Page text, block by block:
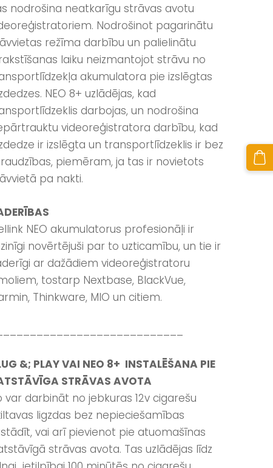
nodrošina neatkarīgu strāvas avotu
Nodrošinot pagarinātu
režīma darbību un palielinātu
laiku neizmantojot strāvu no
akumulatora pie izslēgtas
NEO 8+ uzlādējas, kad
darbojas, un nodrošina
videoreģistratora darbību, kad
ir izslēgta un transportlīdzeklis ir bez
piemēram, ja tas ir novietots
pa nakti.
NEO akumulatorus profesionāļi ir
novērtējuši par to uzticamību, un tie ir
ar dažādiem videoreģistratoru
tostarp Nextbase, BlackVue,
Thinkware, MIO un citiem.
&; PLAY VAI NEO 8+ INSTALĒŠANA PIE
STRĀVAS AVOTA
var darbināt no jebkuras 12v cigarešu
ligzdas bez nepieciešamības
vai arī pievienot pie atuomašīnas
strāvas avota. Tas uzlādējas līdz